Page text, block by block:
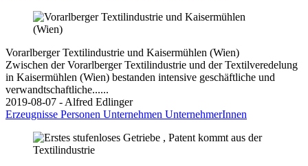
Vorarlberger Textilindustrie und Kaisermühlen (Wien)
Zwischen der Vorarlberger Textilindustrie und der Textilveredelung
in Kaisermühlen (Wien) bestanden intensive geschäftliche und
verwandtschaftliche......
2019-08-07 - Alfred Edlinger
Erzeugnisse Personen Unternehmen UnternehmerInnen